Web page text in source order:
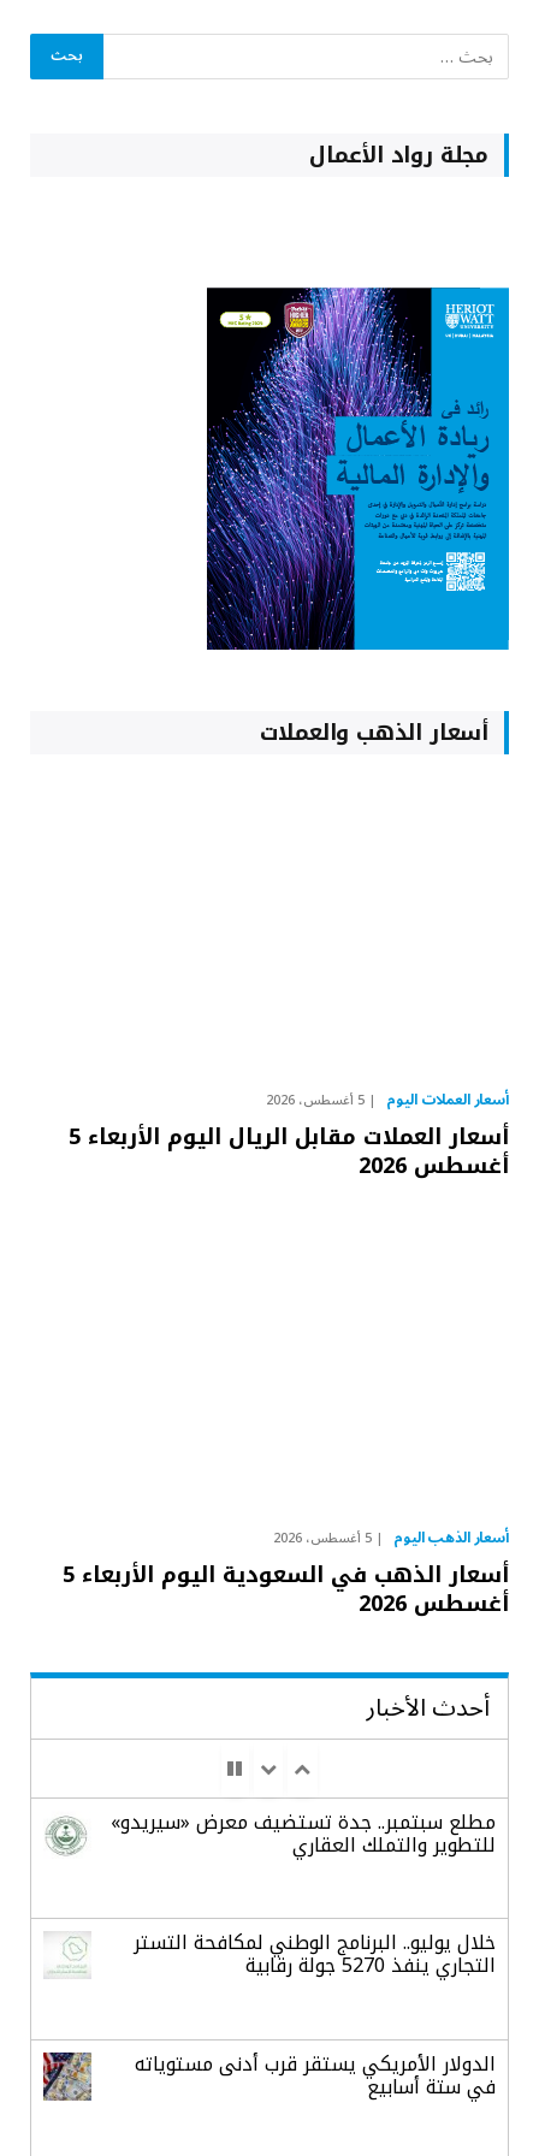
مجلة رواد الأعمال
أسعار الذهب والعملات
أسعار العملات اليوم 5 أغسطس، 2026
أسعار العملات مقابل الريال اليوم الأربعاء 5
أغسطس 2026
أسعار الذهب اليوم 5 أغسطس، 2026
أسعار الذهب في السعودية اليوم الأربعاء 5
أغسطس 2026
أحدث الأخبار
مطلع سبتمبر.. جدة تستضيف معرض «سيريدو»
للتطوير والتملك العقاري
خلال يوليو.. البرنامج الوطني لمكافحة التستر
التجاري ينفذ 5270 جولة رقابية
الدولار الأمريكي يستقر قرب أدنى مستوياته
في ستة أسابيع